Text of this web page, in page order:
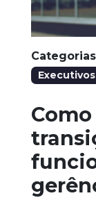
Executivos